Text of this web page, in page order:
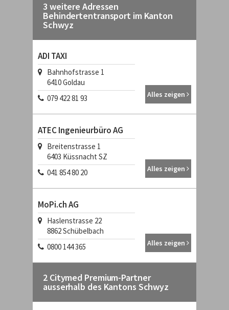
3 weitere Adressen
Behindertentransport im Kanton
Schwyz
ADI TAXI
Bahnhofstrasse 1
6410Goldau
079 422 81 93
Alles zeigen
ATEC Ingenieurbüro AG
Breitenstrasse 1
6403 Küssnacht SZ
041 854 80 20
Alles zeigen
MoPi.ch AG
Haslenstrasse 22
8862Schübelbach
0800 144 365
Alles zeigen
2 Citymed Premium-Partner
ausserhalb des Kantons Schwyz